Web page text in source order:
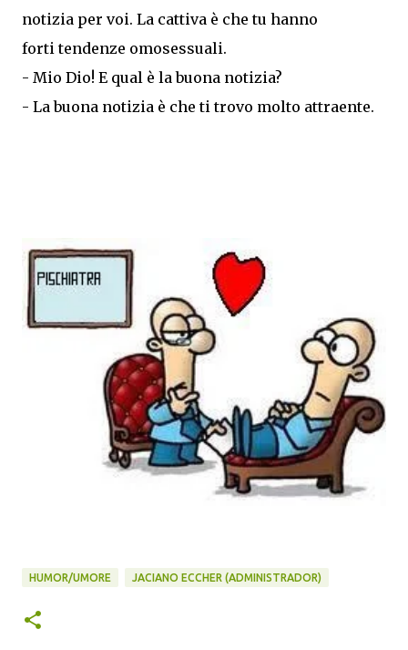
notizia per voi. La cattiva è che tu hanno
forti tendenze omosessuali.
- Mio Dio! E qual è la buona notizia?
- La buona notizia è che ti trovo molto attraente.
HUMOR/UMORE JACIANO ECCHER (ADMINISTRADOR)